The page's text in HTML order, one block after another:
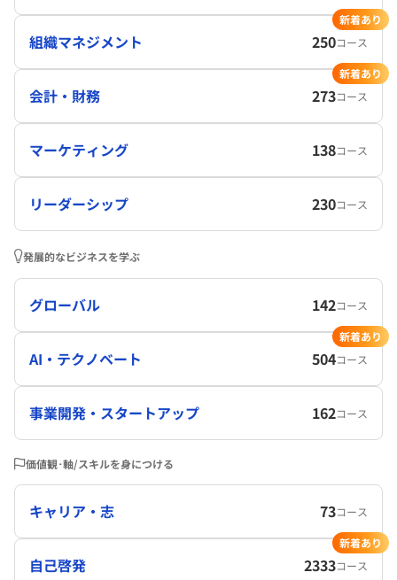
組織マネジメント 250コース
新着あり
会計・財務 273コース
新着あり
マーケティング 138コース
リーダーシップ 230コース
発展的なビジネスを学ぶ
グローバル 142コース
AI・テクノベート 504コース
新着あり
事業開発・スタートアップ 162コース
価値観･軸/スキルを身につける
キャリア・志 73コース
自己啓発 2333コース
新着あり